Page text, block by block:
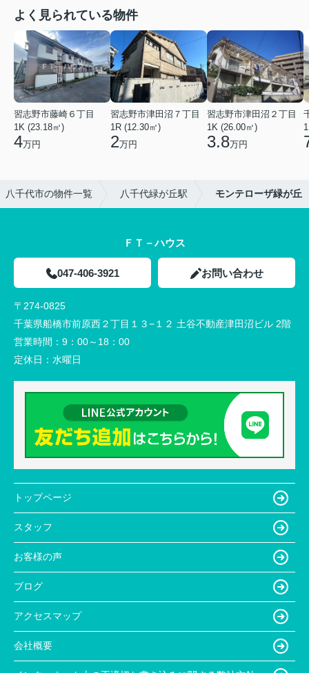
よく見られている物件
習志野市藤崎６丁目
1K (23.18㎡)
4万円
習志野市津田沼７丁目
1R (12.30㎡)
2万円
習志野市津田沼２丁目
1K (26.00㎡)
3.8万円
八千代市の物件一覧 八千代緑が丘駅 モンテローザ緑が丘
ＦＴ－ハウス
047-406-3921 お問い合わせ
〒274-0825
千葉県船橋市前原西２丁目１３−１２ 土谷不動産津田沼ビル 2階
営業時間： 9：00～18：00
定休日： 水曜日
トップページ
スタッフ
お客様の声
ブログ
アクセスマップ
会社概要